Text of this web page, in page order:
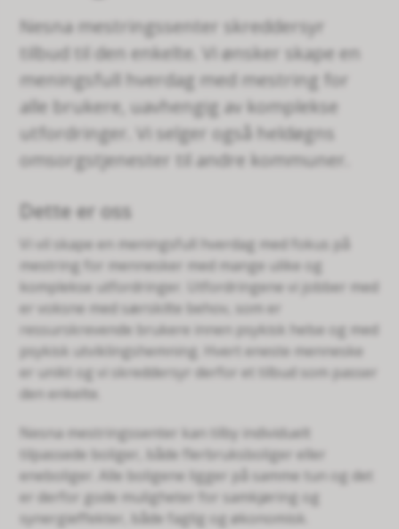
Nesna mestringssenter skreddersyr
tilbud til den enkelte. Vi ønsker skape en
meningsfull hverdag med mestring for
alle brukere, uavhengig av komplekse
utfordringer. Vi selger også heldøgns
omsorgstjenester til andre kommuner.
Dette er oss
Vi vil skape en meningsfull hverdag med fokus på
mestring for mennesker med mange ulike og
komplekse utfordringer. Utfordringene vi jobber med
er voksne med særskilte behov, som er
ressurskrevende brukere innen psykisk helse og med
psykisk utviklingshemning. Hvert eneste menneske
er unikt og vi skreddersyr derfor et tilbud som passer
den enkelte.
Nesna mestringssenter kan tilby individuelt
tilpassede boliger, både flerbruksboliger eller
eneboliger. Alle boligene ligger på samme tun og det
er derfor gode muligheter for samkjøring og
synergieffekter, både faglig og økonomisk.